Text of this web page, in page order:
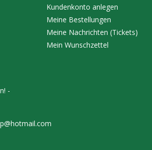
Aero Grow System
Kundenkonto anlegen
Meine Bestellungen
Meine Nachrichten (Tickets)
Mein Wunschzettel
-